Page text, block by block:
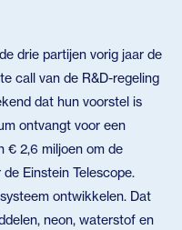
drie partijen vorig jaar de
call van de R&D-regeling
dat hun voorstel is
ontvangt voor een
€ 2,6 miljoen om de
Einstein Telescope.
ontwikkelen. Dat
neon, waterstof en